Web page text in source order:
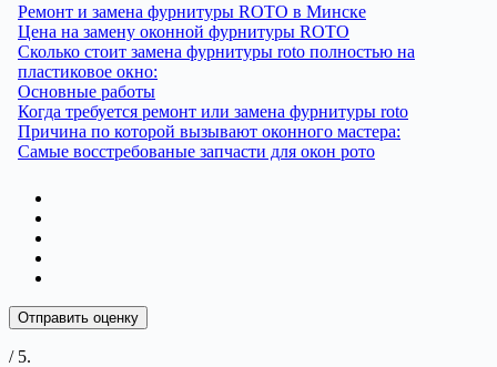
Ремонт и замена фурнитуры ROTO в Минске
Цена на замену оконной фурнитуры ROTO
Сколько стоит замена фурнитуры roto полностью на
пластиковое окно:
Основные работы
Когда требуется ремонт или замена фурнитуры roto
Причина по которой вызывают оконного мастера:
Самые восстребованые запчасти для окон рото
Отправить оценку
/ 5.